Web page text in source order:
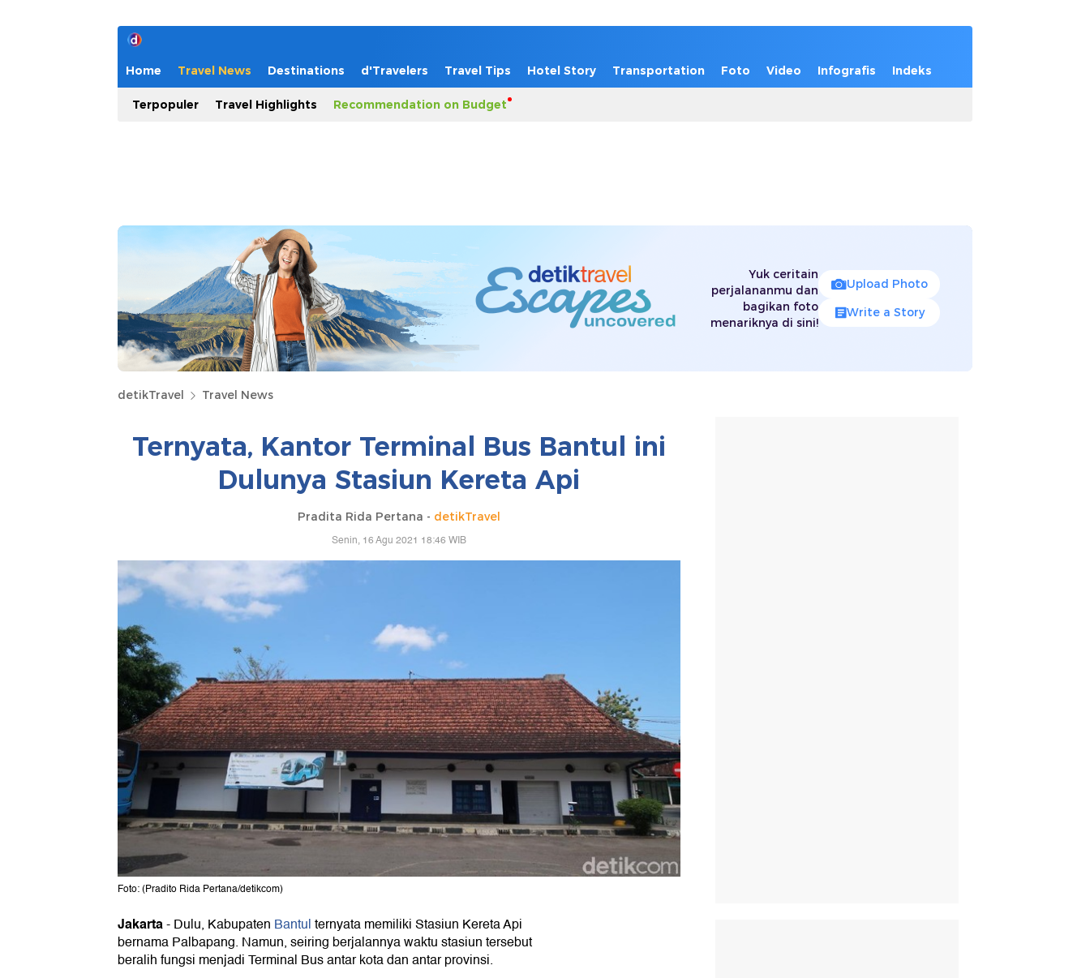
Home Travel News Destinations d'Travelers Travel Tips Hotel Story Transportation Foto Video Infografis Indeks
Terpopuler Travel Highlights Recommendation on Budget
Yuk ceritain
perjalananmu dan
bagikan foto
menariknya di sini!
Upload Photo
Write a Story
detikTravel Travel News
Ternyata, Kantor Terminal Bus Bantul ini
Dulunya Stasiun Kereta Api
Pradita Rida Pertana - detikTravel
Senin, 16 Agu 2021 18:46 WIB
Foto: (Pradito Rida Pertana/detikcom)
Jakarta-Dulu, Kabupaten Bantulternyata memiliki Stasiun Kereta Api
bernama Palbapang. Namun, seiring berjalannya waktu stasiun tersebut
beralih fungsi menjadi Terminal Bus antar kota dan antar provinsi.